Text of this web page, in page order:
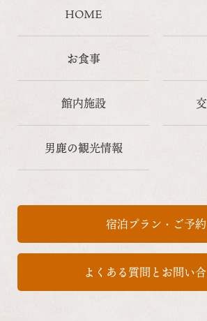
HOME
お食事
館内施設
男鹿の観光情報
宿泊プラン・ご予約
よくある質問とお問い